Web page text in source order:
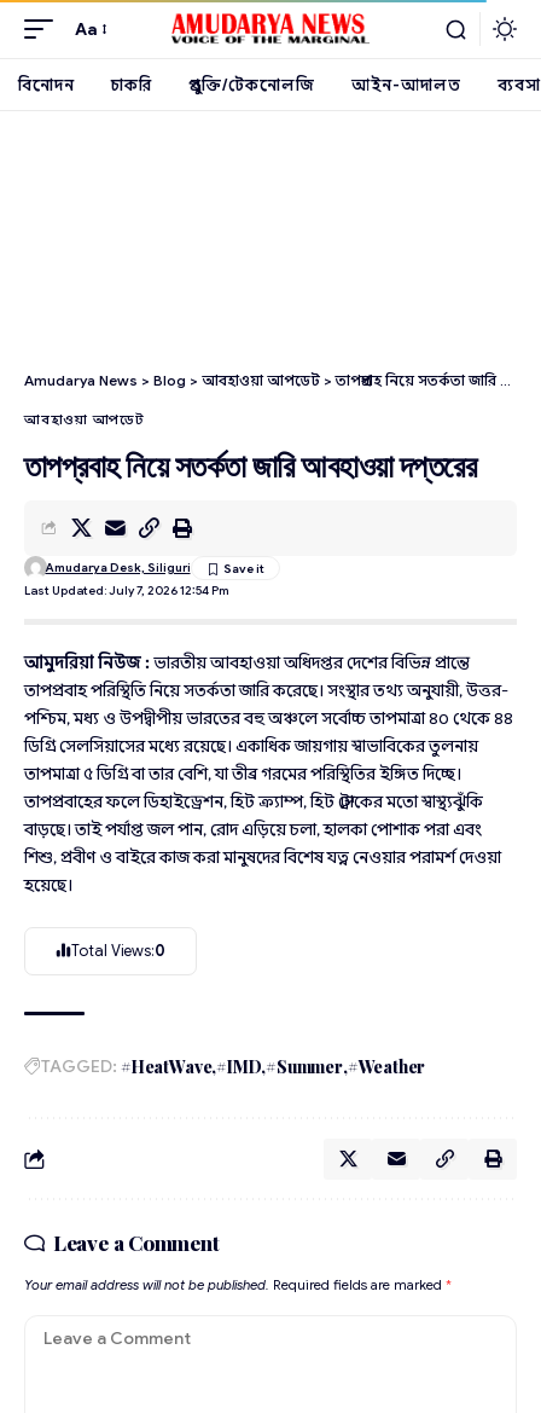
Aa
বিনোদন চাকরি প্রযুক্তি/টেকনোলজি আইন-আদালত ব্যবসা
Amudarya News > Blog > আবহাওয়া আপডেট >তাপপ্রবাহ নিয়ে সতর্কতা জারি আবহাওয়া দপ্তরের
আবহাওয়া আপডেট
তাপপ্রবাহ নিয়ে সতর্কতা জারি আবহাওয়া দপ্তরের
Last Updated: July 7, 2026 12:54 Pm
Amudarya Desk, Siliguri
আমুদরিয়া নিউজ :ভারতীয় আবহাওয়া অধিদপ্তর দেশের বিভিন্ন প্রান্তে
তাপপ্রবাহ পরিস্থিতি নিয়ে সতর্কতা জারি করেছে। সংস্থার তথ্য অনুযায়ী, উত্তর-
পশ্চিম, মধ্য ও উপদ্বীপীয় ভারতের বহু অঞ্চলে সর্বোচ্চ তাপমাত্রা ৪০ থেকে ৪৪
ডিগ্রি সেলসিয়াসের মধ্যে রয়েছে। একাধিক জায়গায় স্বাভাবিকের তুলনায়
তাপমাত্রা ৫ ডিগ্রি বা তার বেশি, যা তীব্র গরমের পরিস্থিতির ইঙ্গিত দিচ্ছে।
তাপপ্রবাহের ফলে ডিহাইড্রেশন, হিট ক্র্যাম্প, হিট স্ট্রোকের মতো স্বাস্থ্যঝুঁকি
বাড়ছে। তাই পর্যাপ্ত জল পান, রোদ এড়িয়ে চলা, হালকা পোশাক পরা এবং
শিশু, প্রবীণ ও বাইরে কাজ করা মানুষদের বিশেষ যত্ন নেওয়ার পরামর্শ দেওয়া
হয়েছে।
Total Views:0
TAGGED: #HeatWave #IMD #Summer #Weather
Leave a Comment
Your email address will not be published. Required fields are marked *